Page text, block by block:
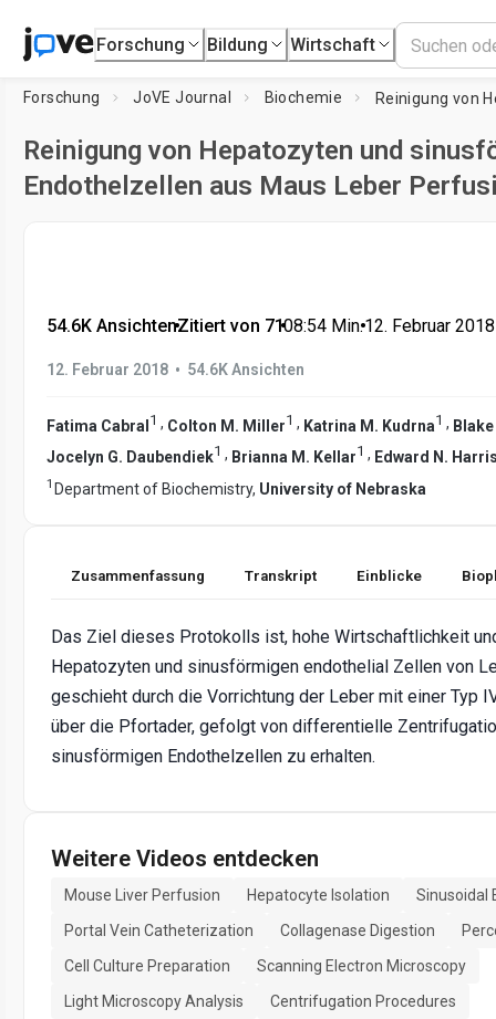
Forschung Bildung Wirtschaft
Forschung JoVE Journal Biochemie
Reinigung von Hepatozyten und
Endothelzellen aus Maus Leber
54.6K Ansichten•Zitiert von 71•08:54 Min.•12. Februar 2018
12. Februar 2018 • 54.6K Ansichten
Fatima Cabral 1 , Colton M. Miller1 , Katrina M. Kudrna1 ,
Jocelyn G. Daubendiek1 , Brianna M. Kellar1 , Edward N.
1 Department of Biochemistry, University of Nebraska
Zusammenfassung Transkript Einblicke
Das Ziel dieses Protokolls ist, hohe Wirtschaftlichkeit
Hepatozyten und sinusförmigen endothelial Zellen von
geschieht durch die Vorrichtung der Leber mit einer Typ
über die Pfortader, gefolgt von differentielle
sinusförmigen Endothelzellen zu erhalten.
Weitere Videos entdecken
Mouse Liver Perfusion Hepatocyte Isolation
Sinusoidal
Portal Vein Catheterization
Collagenase Digestion
Cell Culture Preparation
Scanning Electron Microscopy
Light Microscopy Analysis
Centrifugation Procedures